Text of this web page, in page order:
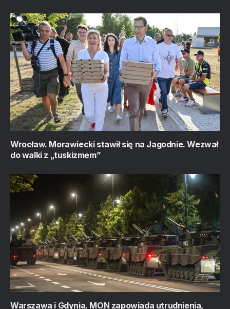
Wrocław. Morawiecki stawił się na Jagodnie. Wezwał
do walki z „tuskizmem”
Warszawa i Gdynia. MON zapowiada utrudnienia,